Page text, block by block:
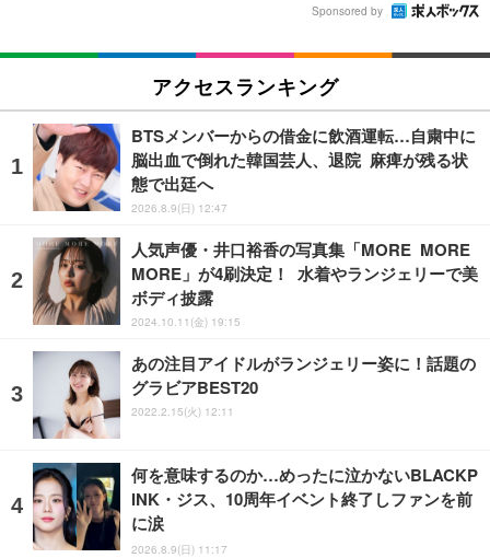
Sponsored by
アクセスランキング
BTSメンバーからの借金に飲酒運転…自粛中に
脳出血で倒れた韓国芸人、退院 麻痺が残る状
態で出廷へ
2026.8.9(日) 12:47
人気声優・井口裕香の写真集「MORE MORE
MORE」が4刷決定！ 水着やランジェリーで美
ボディ披露
2024.10.11(金) 19:15
あの注目アイドルがランジェリー姿に！話題の
グラビアBEST20
2022.2.15(火) 12:11
何を意味するのか…めったに泣かないBLACKP
INK・ジス、10周年イベント終了しファンを前
に涙
2026.8.9(日) 11:17